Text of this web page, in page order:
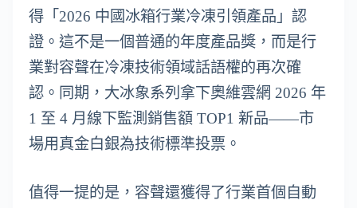
得「2026 中國冰箱行業冷凍引領產品」認
證。這不是一個普通的年度產品獎，而是行
業對容聲在冷凍技術領域話語權的再次確
認。同期，大冰象系列拿下奧維雲網 2026 年
1 至 4 月線下監測銷售額 TOP1 新品——市
場用真金白銀為技術標準投票。
值得一提的是，容聲還獲得了行業首個自動